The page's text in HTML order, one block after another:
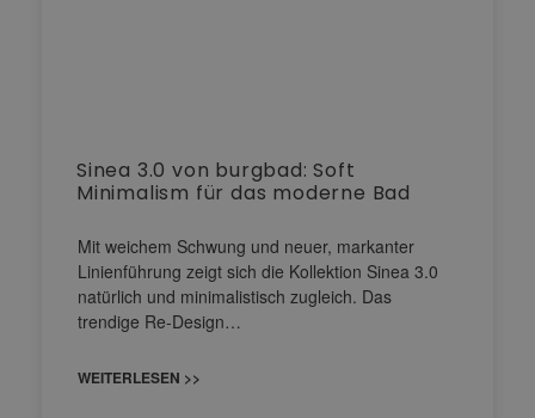
Sinea 3.0 von burgbad: Soft
Minimalism für das moderne Bad
Mit weichem Schwung und neuer, markanter
Linienführung zeigt sich die Kollektion Sinea 3.0
natürlich und minimalistisch zugleich. Das
trendige Re-Design…
WEITERLESEN >>